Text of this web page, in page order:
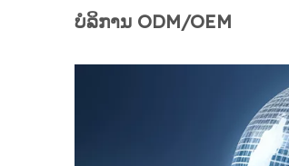
ບໍລິການ ODM/OEM